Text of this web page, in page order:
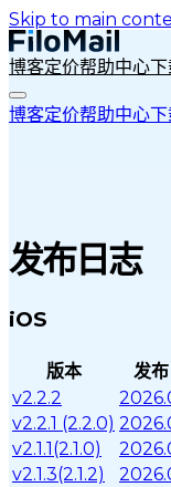
Skip to main
博客定价帮助中心
博客定价帮助中心
发布日志
iOS
版本
发
v2.2.2
v2.2.1 (2.2.0)
v2.1.1(2.1.0)
v2.1.3(2.1.2)